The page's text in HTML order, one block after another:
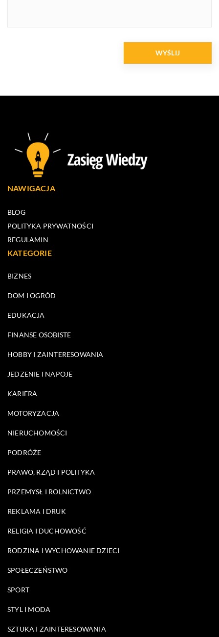
NAWIGACJA
BLOG
POLITYKA PRYWATNOŚCI
REGULAMIN
KATEGORIE
BIZNES
DOM I OGRÓD
EDUKACJA
FINANSE OSOBISTE
HOBBY I ZAINTERESOWANIA
JEDZENIE I NAPOJE
KARIERA
MOTORYZACJA
NIERUCHOMOŚCI
PODRÓŻE
PRAWO, RZĄD I POLITYKA
PRZEMYSŁ I ROLNICTWO
REKLAMA I DRUK
RELIGIA I DUCHOWOŚĆ
RODZINA I WYCHOWANIE DZIECI
SPOŁECZEŃSTWO
SPORT
STYL I MODA
SZTUKA I ZAINTERESOWANIA